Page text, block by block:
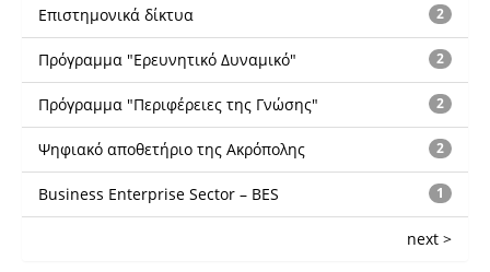
2
Επιστημονικά δίκτυα
2
Πρόγραμμα "Ερευνητικό Δυναμικό"
2
Πρόγραμμα "Περιφέρειες της Γνώσης"
2
Ψηφιακό αποθετήριο της Ακρόπολης
1
Business Enterprise Sector – BES
next >